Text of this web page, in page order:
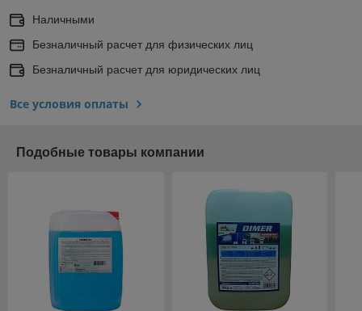
Наличными
Безналичный расчет для физических лиц
Безналичный расчет для юридических лиц
Все условия оплаты
Подобные товары компании